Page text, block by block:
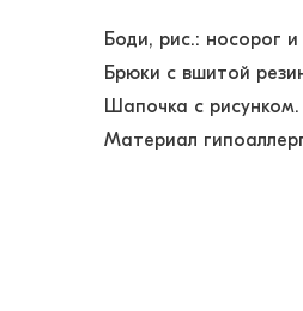
Боди, рис.: носорог
Брюки с вшитой
Шапочка с рисунком.
Материал